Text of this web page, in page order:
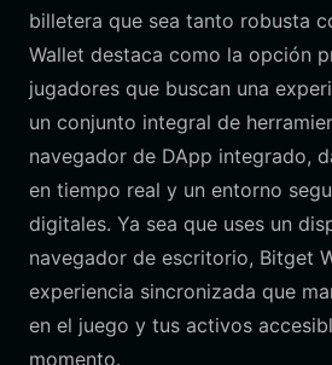
billetera que sea tanto robusta
Wallet destaca como la opción
jugadores que buscan una
un conjunto integral de
navegador de DApp integrado,
en tiempo real y un entorno
digitales. Ya sea que uses un
navegador de escritorio, Bitget
experiencia sincronizada que
en el juego y tus activos
momento.